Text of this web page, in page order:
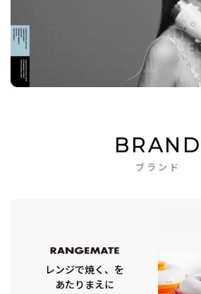
BRAND
ブランド
レンジで焼く、を
あたりまえに